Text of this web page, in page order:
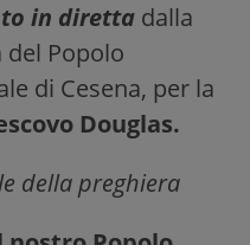
in diretta dalla
del Popolo
di Cesena, per la
Douglas.
della preghiera